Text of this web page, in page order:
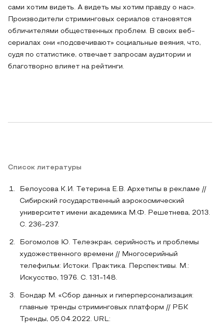
сами хотим видеть. А видеть мы хотим правду о нас».
Производители стриминговых сериалов становятся
обличителями общественных проблем. В своих веб-
сериалах они «подсвечивают» социальные веяния, что,
судя по статистике, отвечает запросам аудитории и
благотворно влияет на рейтинги.
Список литературы
Белоусова К.И. Тетерина Е.В. Архетипы в рекламе //
Сибирский государственный аэрокосмический
университет имени академика М.Ф. Решетнева, 2013.
С. 236-237.
Богомолов Ю. Телеэкран, серийность и проблемы
художественного времени // Многосерийный
телефильм: Истоки. Практика. Перспективы. М.:
Искусство, 1976. С. 131-148.
Бондар М. «Сбор данных и гиперперсонализация:
главные тренды стриминговых платформ // РБК
Тренды, 05.04.2022. URL: